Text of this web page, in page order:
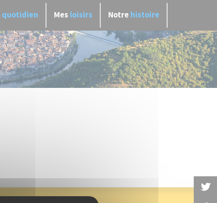
quotidien Mesloisirs Notrehistoire